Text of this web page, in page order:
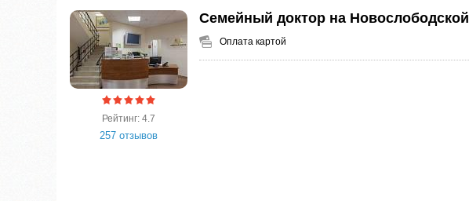
Рейтинг: 4.7
257 отзывов
Семейный доктор на Новослободской
Оплата картой